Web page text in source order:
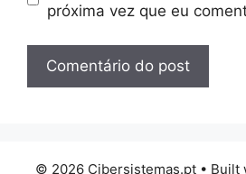
próxima vez que eu
© 2026 Cibersistemas.pt• Built